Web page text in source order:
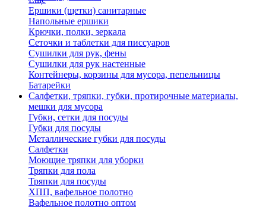
Ершики (щетки) санитарные
Напольные ершики
Крючки, полки, зеркала
Сеточки и таблетки для писсуаров
Сушилки для рук, фены
Сушилки для рук настенные
Контейнеры, корзины для мусора, пепельницы
Батарейки
Салфетки, тряпки, губки, протирочные материалы,
мешки для мусора
Губки, сетки для посуды
Губки для посуды
Металлические губки для посуды
Салфетки
Моющие тряпки для уборки
Тряпки для пола
Тряпки для посуды
ХПП, вафельное полотно
Вафельное полотно оптом